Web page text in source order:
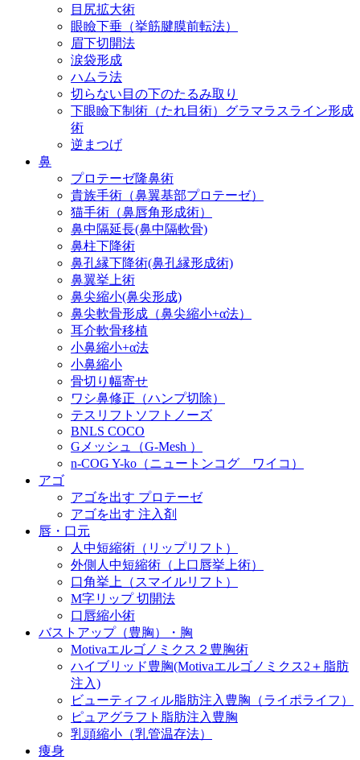
目尻拡大術
眼瞼下垂（挙筋腱膜前転法）
眉下切開法
涙袋形成
ハムラ法
切らない目の下のたるみ取り
下眼瞼下制術（たれ目術）グラマラスライン形成
術
逆まつげ
鼻
プロテーゼ隆鼻術
貴族手術（鼻翼基部プロテーゼ）
猫手術（鼻唇角形成術）
鼻中隔延長(鼻中隔軟骨)
鼻柱下降術
鼻孔縁下降術(鼻孔縁形成術)
鼻翼挙上術
鼻尖縮小(鼻尖形成)
鼻尖軟骨形成（鼻尖縮小+α法）
耳介軟骨移植
小鼻縮小+α法
小鼻縮小
骨切り幅寄せ
ワシ鼻修正（ハンプ切除）
テスリフトソフトノーズ
BNLS COCO
Gメッシュ（G-Mesh ）
n-COG Y-ko（ニュートンコグ ワイコ）
アゴ
アゴを出す プロテーゼ
アゴを出す 注入剤
唇・口元
人中短縮術（リップリフト）
外側人中短縮術（上口唇挙上術）
口角挙上（スマイルリフト）
M字リップ 切開法
口唇縮小術
バストアップ（豊胸）・胸
Motivaエルゴノミクス２豊胸術
ハイブリッド豊胸(Motivaエルゴノミクス2＋脂肪
注入)
ビューティフィル脂肪注入豊胸（ライポライフ）
ピュアグラフト脂肪注入豊胸
乳頭縮小（乳管温存法）
痩身